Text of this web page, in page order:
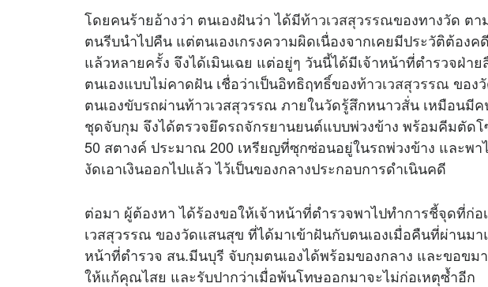
โดยคนร้ายอ้างว่า ตนเองฝันว่า ได้มีท้าวเวสสุวรรณของทางวัด ต
ตนรีบนำไปคืน แต่ตนเองเกรงความผิดเนื่องจากเคยมีประวัติต้อง
แล้วหลายครั้ง จึงได้เมินเฉย แต่อยู่ๆ วันนี้ได้มีเจ้าหน้าที่ตำรวจฝ่า
ตนเองแบบไม่คาดฝัน เชื่อว่าเป็นอิทธิฤทธิ์ของท้าวเวสสุวรรณ ของ
ตนเองขับรถผ่านท้าวเวสสุวรรณ ภายในวัดรู้สึกหนาวสั่น เหมือนมี
ชุดจับกุม จึงได้ตรวจยึดรถจักรยานยนต์แบบพ่วงข้าง พร้อมคีมตัด
50 สตางค์ ประมาณ 200 เหรียญที่ซุกซ่อนอยู่ในรถพ่วงข้าง และพ
งัดเอาเงินออกไปแล้ว ไว้เป็นของกลางประกอบการดำเนินคดี
ต่อมา ผู้ต้องหา ได้ร้องขอให้เจ้าหน้าที่ตำรวจพาไปทำการชี้จุดที่ก่อ
เวสสุวรรณ ของวัดแสนสุข ที่ได้มาเข้าฝันกับตนเองเมื่อคืนที่ผ่านมา
หน้าที่ตำรวจ สน.มีนบุรี จับกุมตนเองได้พร้อมของกลาง และขอขม
ให้แก้คุณไสย และรับปากว่าเมื่อพ้นโทษออกมาจะไม่ก่อเหตุซ้ำอีก